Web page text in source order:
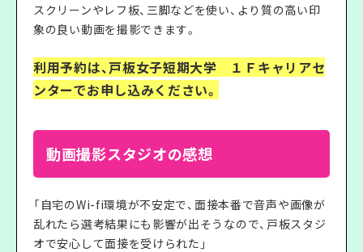
スクリーンやレフ板、三脚などを使い、より質の高い印
象の良い動画を撮影できます。
利用予約は、戸板女子短期大学 １Ｆキャリアセ
ンターでお申し込みください。
動画撮影スタジオの感想
「自宅のWi-fi環境が不安定で、面接本番で音声や画像が
乱れたら選考結果にも影響が出そうなので、戸板スタジ
オで安心して面接を受けられた」